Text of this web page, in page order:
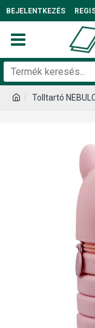
BEJELENTKEZÉS
Tolltartó